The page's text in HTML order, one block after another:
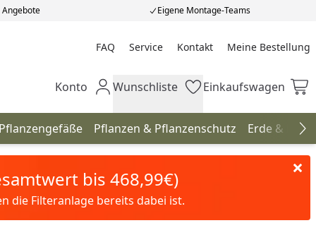
Eigene Montage-Teams
FAQ Service Kontakt Meine Bestellung
Meine Bestellung
Mein Konto
Konto Wunschliste
Wunschliste Einkaufswagen
Einkaufswagen
Pflanzen & Pflanzenschutz Erde &
bis 468,99€)
die Filteranlage bereits dabei ist.